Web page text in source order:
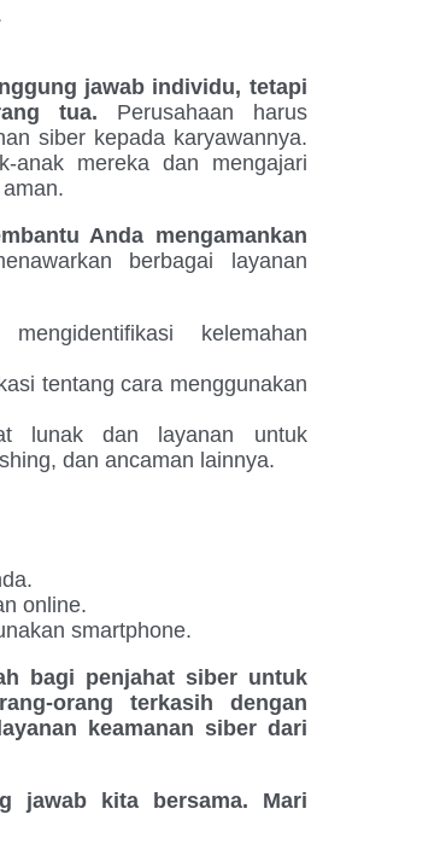
jawab individu, tetapi
tua. Perusahaan harus
siber kepada karyawannya.
anak mereka dan mengajari
Anda mengamankan
berbagai layanan
kelemahan
tentang cara menggunakan
lunak dan layanan untuk
dan ancaman lainnya.
online.
smartphone.
bagi penjahat siber untuk
orang terkasih dengan
keamanan siber dari
jawab kita bersama. Mari